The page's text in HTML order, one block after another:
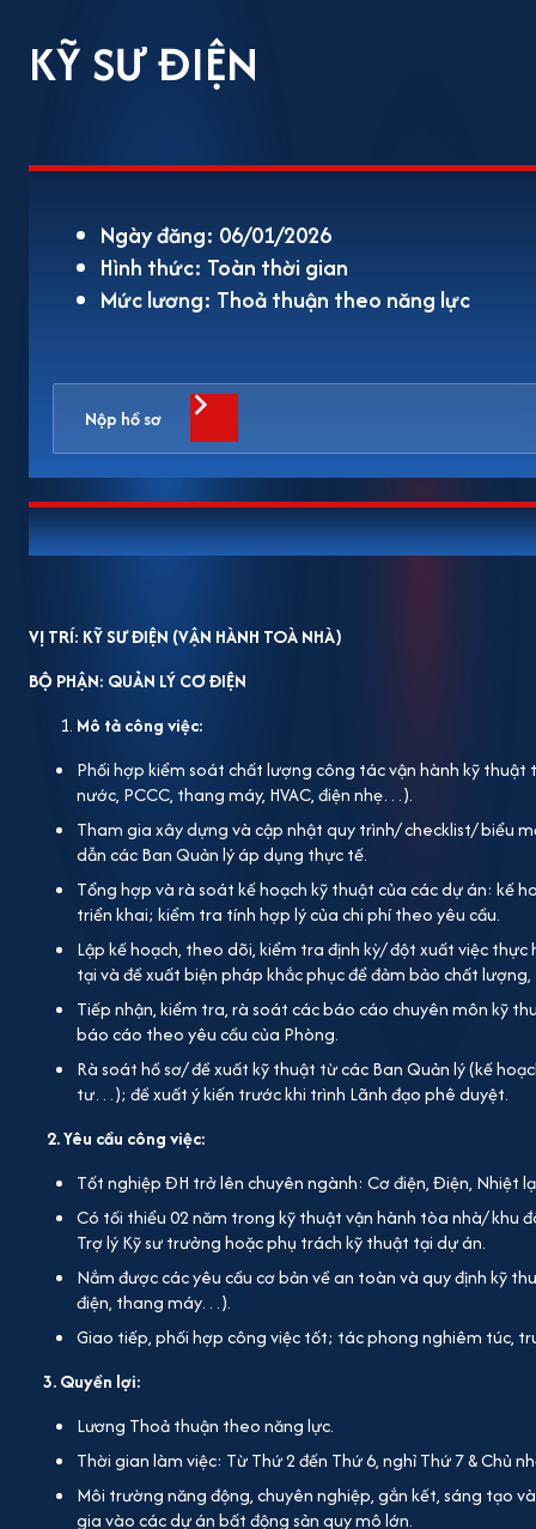
KỸ SƯ ĐIỆN
Ngày đăng: 06/01/2026
Hình thức: Toàn thời gian
Mức lương: Thoả thuận theo năng lực
Nộp hồ sơ
VỊ TRÍ: KỸ SƯ ĐIỆN (VẬN HÀNH TOÀ NHÀ)
BỘ PHẬN: QUẢN LÝ CƠ ĐIỆN
Mô tả công việc:
Phối hợp kiểm soát chất lượng công tác vận hành kỹ
nước, PCCC, thang máy, HVAC, điện nhẹ…).
Tham gia xây dựng và cập nhật quy trình/ checklist/ biểu
dẫn các Ban Quản lý áp dụng thực tế.
Tổng hợp và rà soát kế hoạch kỹ thuật của các dự án: kế
triển khai; kiểm tra tính hợp lý của chi phí theo yêu cầu.
Lập kế hoạch, theo dõi, kiểm tra định kỳ/ đột xuất việc
tại và đề xuất biện pháp khắc phục để đảm bảo chất lượng,
Tiếp nhận, kiểm tra, rà soát các báo cáo chuyên môn kỹ
báo cáo theo yêu cầu của Phòng.
Rà soát hồ sơ/ đề xuất kỹ thuật từ các Ban Quản lý (kế
tư…); đề xuất ý kiến trước khi trình Lãnh đạo phê duyệt.
2. Yêu cầu công việc:
Tốt nghiệp ĐH trở lên chuyên ngành: Cơ điện, Điện,
Có tối thiểu 02 năm trong kỹ thuật vận hành tòa nhà/ khu
Trợ lý Kỹ sư trưởng hoặc phụ trách kỹ thuật tại dự án.
Nắm được các yêu cầu cơ bản về an toàn và quy định kỹ
điện, thang máy…).
Giao tiếp, phối hợp công việc tốt; tác phong nghiêm túc,
3. Quyền lợi:
Lương Thoả thuận theo năng lực.
Thời gian làm việc: Từ Thứ 2 đến Thứ 6, nghỉ Thứ 7 & Chủ
Môi trường năng động, chuyên nghiệp, gắn kết, sáng tạo
gia vào các dự án bất động sản quy mô lớn.